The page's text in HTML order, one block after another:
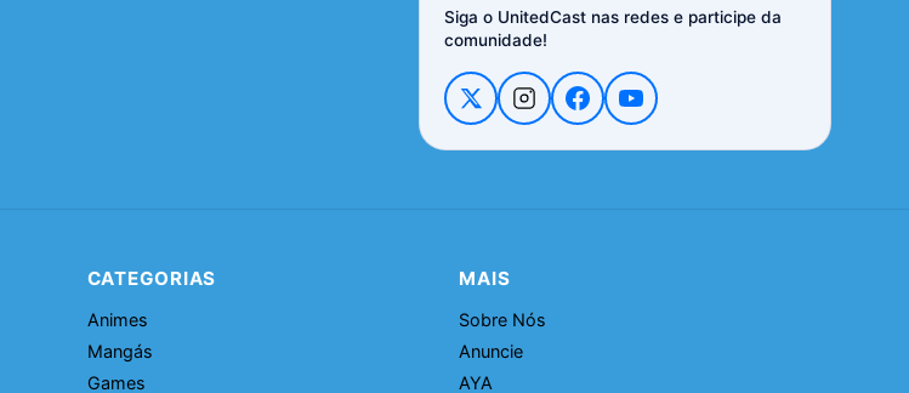
Siga o UnitedCast nas redes e participe da
comunidade!
CATEGORIAS
Animes
Mangás
Games
MAIS
Sobre Nós
Anuncie
AYA